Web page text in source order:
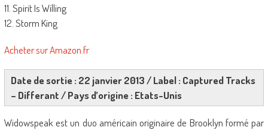
11. Spirit Is Willing
12. Storm King
Acheter sur Amazon.fr
Date de sortie : 22 janvier 2013 / Label : Captured Tracks
– Differant / Pays d’origine : Etats-Unis
Widowspeak est un duo américain originaire de Brooklyn formé par